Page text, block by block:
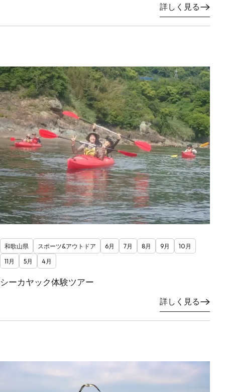
詳しく見る
和歌山県 スポーツ&アウトドア 6月 7月 8月 9月
10月
11月
5月 4月
シーカヤック体験ツアー
詳しく見る